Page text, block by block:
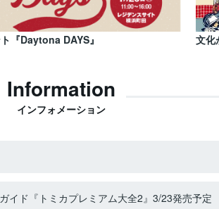
『Daytona DAYS』 文化
Information
インフォメーション
イド『トミカプレミアム大全2』3/23発売予定